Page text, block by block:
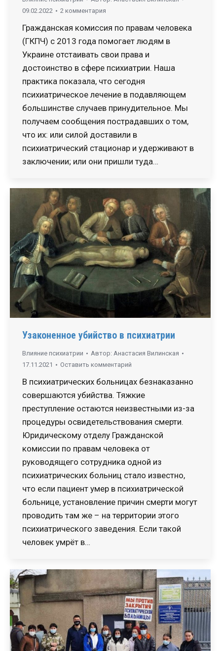
09.02.2022
2 комментария
Гражданская комиссия по правам человека
(ГКПЧ) с 2013 года помогает людям в
Украине отстаивать свои права и
достоинство в сфере психиатрии. Наша
практика показала, что сегодня
психиатрическое лечение в подавляющем
большинстве случаев принудительное. Мы
получаем сообщения пострадавших о том,
что их: или силой доставили в
психиатрический стационар и удерживают в
заключении; или они пришли туда…
Узаконенное убийство в психиатрии
Влияние психиатрии Автор: Анастасия Вилинская
17.11.2021
Оставить комментарий
В психиатрических больницах безнаказанно
совершаются убийства. Тяжкие
преступление остаются неизвестными из-за
процедуры освидетельствования смерти.
Юридическому отделу Гражданской
комиссии по правам человека от
руководящего сотрудника одной из
психиатрических больниц стало известно,
что если пациент умер в психиатрической
больнице, установление причин смерти могут
проводить там же – на территории этого
психиатрического заведения. Если такой
человек умрёт в…